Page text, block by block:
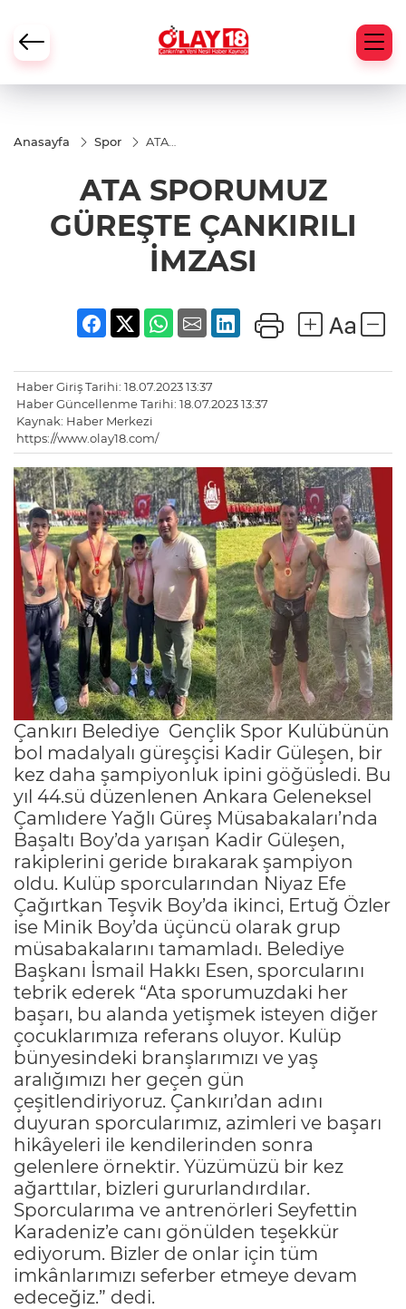
Anasayfa Spor
ATA
ÇANKIRILI
İMZASI
ATA SPORUMUZ
GÜREŞTE ÇANKIRILI
İMZASI
Haber Giriş Tarihi: 18.07.2023 13:37
Haber Güncellenme Tarihi: 18.07.2023 13:37
Kaynak: Haber Merkezi
https://www.olay18.com/
Çankırı Belediye Gençlik Spor Kulübünün
bol madalyalı güreşçisi Kadir Güleşen, bir
kez daha şampiyonluk ipini göğüsledi. Bu
yıl 44.sü düzenlenen Ankara Geleneksel
Çamlıdere Yağlı Güreş Müsabakaları’nda
Başaltı Boy’da yarışan Kadir Güleşen,
rakiplerini geride bırakarak şampiyon
oldu. Kulüp sporcularından Niyaz Efe
Çağırtkan Teşvik Boy’da ikinci, Ertuğ Özler
ise Minik Boy’da üçüncü olarak grup
müsabakalarını tamamladı. Belediye
Başkanı İsmail Hakkı Esen, sporcularını
tebrik ederek “Ata sporumuzdaki her
başarı, bu alanda yetişmek isteyen diğer
çocuklarımıza referans oluyor. Kulüp
bünyesindeki branşlarımızı ve yaş
aralığımızı her geçen gün
çeşitlendiriyoruz. Çankırı’dan adını
duyuran sporcularımız, azimleri ve başarı
hikâyeleri ile kendilerinden sonra
gelenlere örnektir. Yüzümüzü bir kez
ağarttılar, bizleri gururlandırdılar.
Sporcularıma ve antrenörleri Seyfettin
Karadeniz’e canı gönülden teşekkür
ediyorum. Bizler de onlar için tüm
imkânlarımızı seferber etmeye devam
edeceğiz.” dedi.